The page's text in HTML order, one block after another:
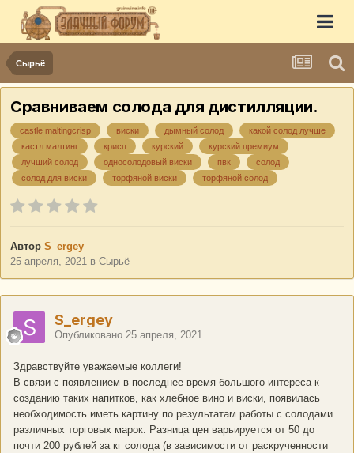
Сырьё
Сравниваем солода для дистилляции.
castle maltingcrisp виски дымный солод
какой солод лучше
кастл малтинг
крисп курский
курский премиум
лучший солод
односолодовый виски пвк
солод
солод для виски
торфяной виски торфяной солод
Автор S_ergey
25 апреля, 2021 в Сырьё
S_ergey
Опубликовано 25 апреля, 2021
Здравствуйте уважаемые коллеги!
В связи с появлением в последнее время большого интереса к
созданию таких напитков, как хлебное вино и виски, появилась
необходимость иметь картину по результатам работы с солодами
различных торговых марок. Разница цен варьируется от 50 до
почти 200 рублей за кг солода (в зависимости от раскрученности